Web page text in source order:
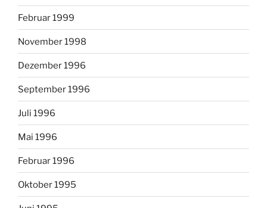
Februar 1999
November 1998
Dezember 1996
September 1996
Juli 1996
Mai 1996
Februar 1996
Oktober 1995